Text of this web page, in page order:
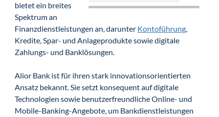
bietet ein breites
Spektrum an
Finanzdienstleistungen an, darunter Kontoführung,
Kredite, Spar- und Anlageprodukte sowie digitale
Zahlungs- und Banklösungen.
Alior Bank ist für ihren stark innovationsorientierten
Ansatz bekannt. Sie setzt konsequent auf digitale
Technologien sowie benutzerfreundliche Online- und
Mobile-Banking-Angebote, um Bankdienstleistungen